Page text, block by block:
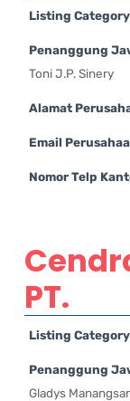
Listing Category
Penanggung
Toni J.P. Sinery
Alamat
Email
Nomor Telp
PT.
Listing Category
Penanggung
Gladys